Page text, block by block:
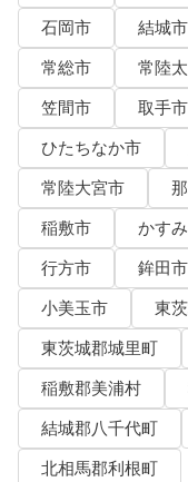
石岡市
結城市
常総市
常陸
笠間市
取手市
ひたちなか市
常陸大宮市
稲敷市
かす
行方市
鉾田市
小美玉市
東
東茨城郡城里町
稲敷郡美浦村
結城郡八千代町
北相馬郡利根町